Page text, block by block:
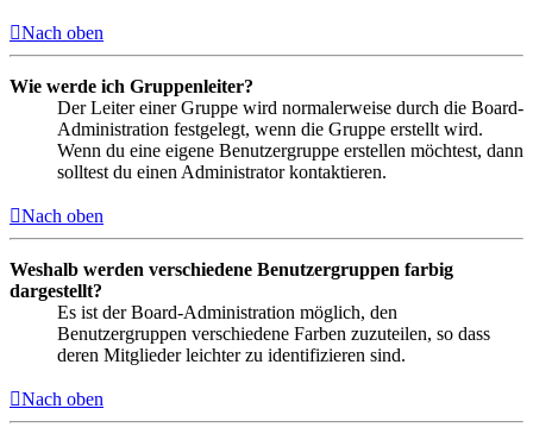
Nach oben
Wie werde ich Gruppenleiter?
Der Leiter einer Gruppe wird normalerweise durch die Board-
Administration festgelegt, wenn die Gruppe erstellt wird.
Wenn du eine eigene Benutzergruppe erstellen möchtest, dann
solltest du einen Administrator kontaktieren.
Nach oben
Weshalb werden verschiedene Benutzergruppen farbig
dargestellt?
Es ist der Board-Administration möglich, den
Benutzergruppen verschiedene Farben zuzuteilen, so dass
deren Mitglieder leichter zu identifizieren sind.
Nach oben